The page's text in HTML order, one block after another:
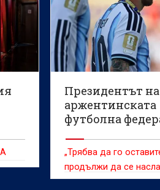
Президентът на
аржентинската
футболна
„Трябва да го
продължи да се
футбола и след това